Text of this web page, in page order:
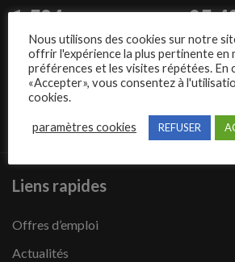
1,504
Entreprises
Nous suivre
Liens rapides
Offres d’emploi
Actualités
Nous utilisons des cookies sur notre
offrir l'expérience la plus pertinente en
préférences et les visites répétées. En
«Accepter», vous consentez à
cookies.
paramètres cookies REFUSER